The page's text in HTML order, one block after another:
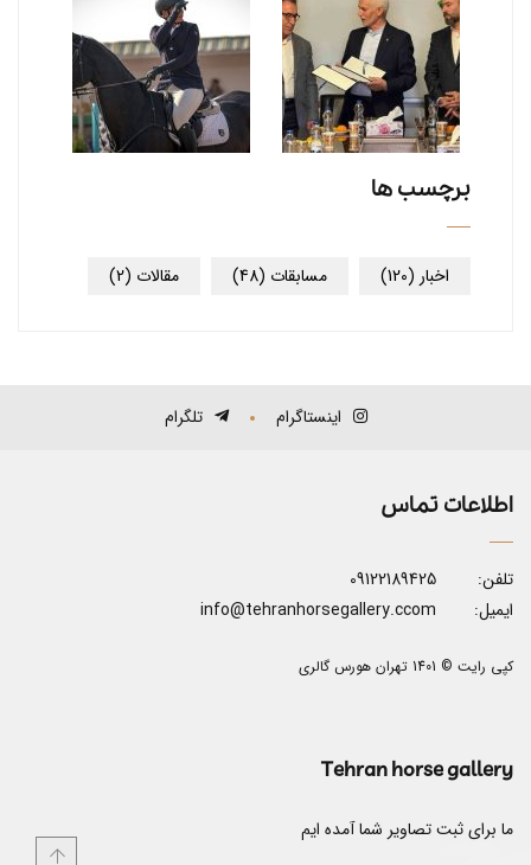
برچسب ها
اخبار (120) مسابقات (48) مقالات (2)
اینستاگرام تلگرام
اطلاعات تماس
تلفن:
09122189425
ایمیل:
info@tehranhorsegallery.ccom
کپی رایت © 1401 تهران هورس گالری
Tehran horse gallery
ما برای ثبت تصاویر شما آمده ایم